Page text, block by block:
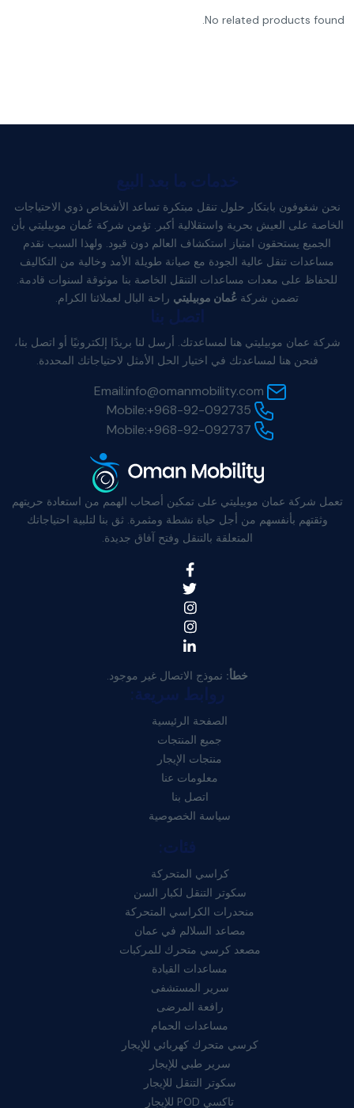
No related products found.
خدمات ما بعد البيع
نحن شغوفون بابتكار حلول تنقل مبتكرة تساعد الأشخاص ذوي الاحتياجات
الخاصة على العيش بحرية واستقلالية أكبر. تؤمن شركة عُمان موبيليتي بأن
الجميع يستحقون امتياز استكشاف العالم دون قيود. ولهذا السبب نقدم
مساعدات تنقل عالية الجودة مع صيانة طويلة الأمد وخالية من التكاليف
للحفاظ على معدات مساعدات التنقل الخاصة بنا موثوقة لسنوات قادمة.
تضمن شركة عُمان موبيليتي راحة البال لعملائنا الكرام.
اتصل بنا
شركة عمان موبيليتي هنا لمساعدتك. أرسل لنا بريدًا إلكترونيًا أو اتصل بنا،
فنحن هنا لمساعدتك في اختيار الحل الأمثل لاحتياجاتك المحددة.
Email:info@omanmobility.com
Mobile:+968-92-092735
Mobile:+968-92-092737
تعمل شركة عمان موبيليتي على تمكين أصحاب الهمم من استعادة حريتهم
وثقتهم بأنفسهم من أجل حياة نشطة ومثمرة. ثق بنا لتلبية احتياجاتك
المتعلقة بالتنقل وفتح آفاق جديدة.
خطأ: نموذج الاتصال غير موجود.
روابط سريعة:
الصفحة الرئيسية
جميع المنتجات
منتجات الإيجار
معلومات عنا
اتصل بنا
سياسة الخصوصية
فئات:
كراسي المتحركة
سكوتر التنقل لكبار السن
منحدرات الكراسي المتحركة
مصاعد السلالم في عمان
مصعد كرسي متحرك للمركبات
مساعدات القيادة
سرير المستشفى
رافعة المرضى
مساعدات الحمام
كرسي متحرك كهربائي للإيجار
سرير طبي للإيجار
سكوتر التنقل للإيجار
تاكسي POD للإيجار